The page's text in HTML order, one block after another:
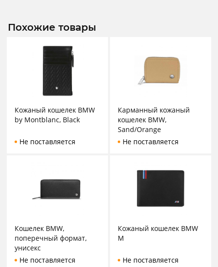
Похожие товары
Кожаный кошелек BMW
by Montblanc, Black
Не поставляется
Карманный кожаный
кошелек BMW,
Sand/Orange
Не поставляется
Кошелек BMW,
поперечный формат,
унисекс
Не поставляется
Кожаный кошелек BMW
M
Не поставляется